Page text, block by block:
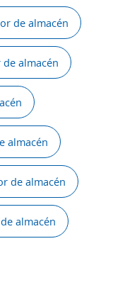
de almacén
almacén
almacén
de almacén
almacén